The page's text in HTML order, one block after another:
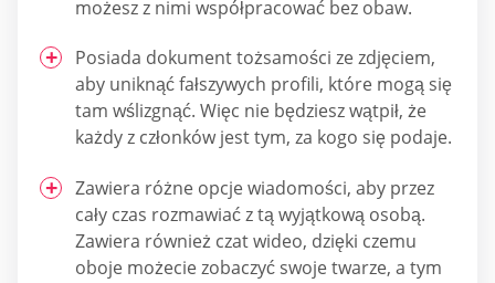
możesz z nimi współpracować bez obaw.
Posiada dokument tożsamości ze zdjęciem,
aby uniknąć fałszywych profili, które mogą się
tam wślizgnąć. Więc nie będziesz wątpił, że
każdy z członków jest tym, za kogo się podaje.
Zawiera różne opcje wiadomości, aby przez
cały czas rozmawiać z tą wyjątkową osobą.
Zawiera również czat wideo, dzięki czemu
oboje możecie zobaczyć swoje twarze, a tym